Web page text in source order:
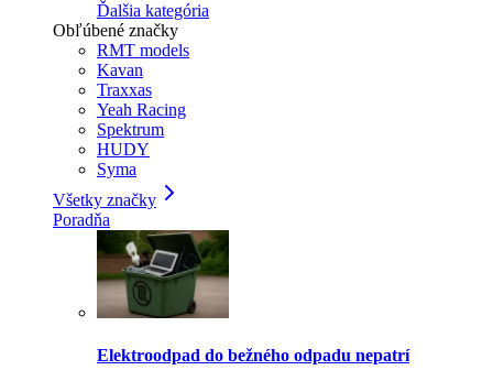
Ďalšia kategória
Obľúbené značky
RMT models
Kavan
Traxxas
Yeah Racing
Spektrum
HUDY
Syma
Všetky značky
Poradňa
Elektroodpad do bežného odpadu nepatrí